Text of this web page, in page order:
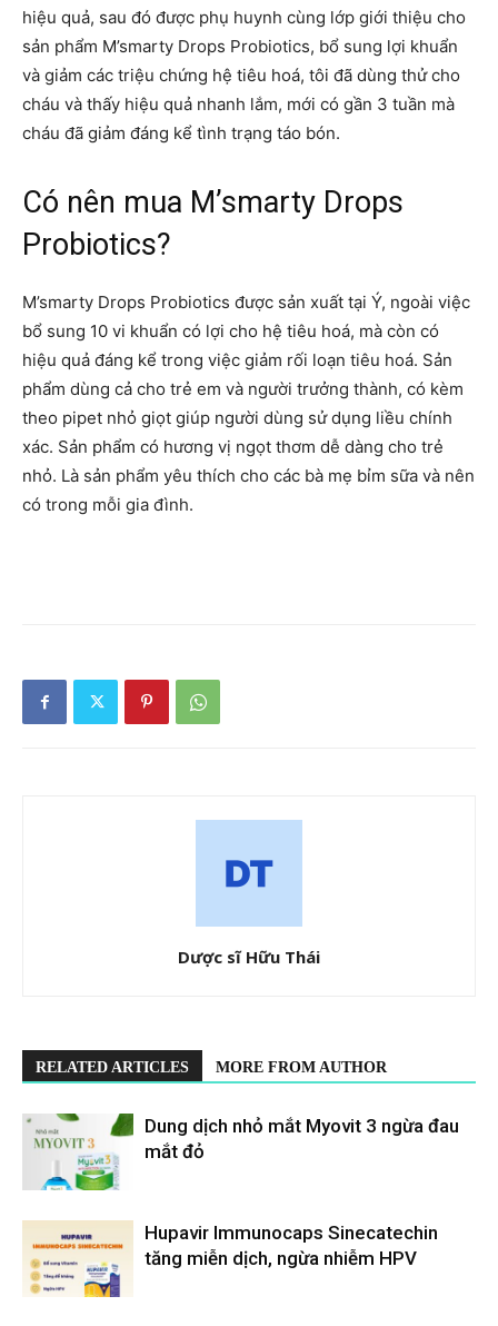
hiệu quả, sau đó được phụ huynh cùng lớp giới thiệu cho
sản phẩm M’smarty Drops Probiotics, bổ sung lợi khuẩn
và giảm các triệu chứng hệ tiêu hoá, tôi đã dùng thử cho
cháu và thấy hiệu quả nhanh lắm, mới có gần 3 tuần mà
cháu đã giảm đáng kể tình trạng táo bón.
Có nên mua M’smarty Drops
Probiotics?
M’smarty Drops Probiotics được sản xuất tại Ý, ngoài việc
bổ sung 10 vi khuẩn có lợi cho hệ tiêu hoá, mà còn có
hiệu quả đáng kể trong việc giảm rối loạn tiêu hoá. Sản
phẩm dùng cả cho trẻ em và người trưởng thành, có kèm
theo pipet nhỏ giọt giúp người dùng sử dụng liều chính
xác. Sản phẩm có hương vị ngọt thơm dễ dàng cho trẻ
nhỏ. Là sản phẩm yêu thích cho các bà mẹ bỉm sữa và nên
có trong mỗi gia đình.
Dược sĩ Hữu Thái
RELATED ARTICLES MORE FROM AUTHOR
Dung dịch nhỏ mắt Myovit 3 ngừa đau
mắt đỏ
Hupavir Immunocaps Sinecatechin
tăng miễn dịch, ngừa nhiễm HPV